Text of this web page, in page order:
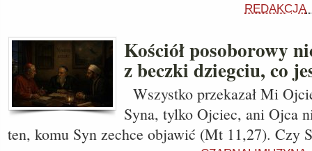
REDAKCJA
Kościół posoborowy
z beczki dziegciu, co
Wszystko przekazał Mi
Syna, tylko Ojciec, ani Ojca
ten, komu Syn zechce objawić (Mt 11,27). Czy